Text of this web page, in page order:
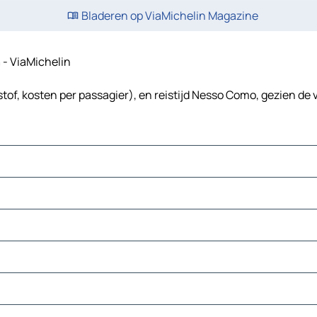
Bladeren op ViaMichelin Magazine
ViaMichelin
kosten per passagier), en reistijd Nesso Como, gezien